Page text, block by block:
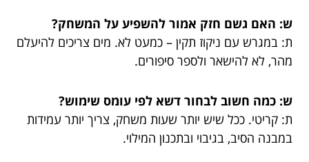
ש: האם גשם חזק אמור להשפיע על המשחק?
ת: במגרש עם ניקוז תקין – כמעט לא. מים צריכים להיעלם
מהר, לא להישאר ולספר סיפורים.
ש: כמה חשוב לבחור דשא לפי עומס שימוש?
ת: קריטי. ככל שיש יותר שעות משחק, צריך יותר עמידות
במבנה הסיב, בגיבוי ובתכנון המילוי.